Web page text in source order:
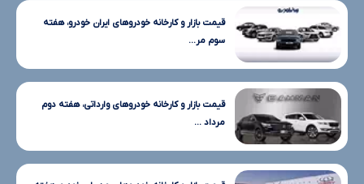
قیمت بازار و کارخانه خودروهای ایران خودرو، هفته
سوم مر...
قیمت بازار و کارخانه خودروهای وارداتی، هفته دوم
مرداد ...